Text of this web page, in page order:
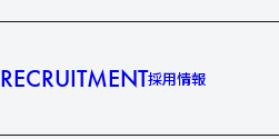
RECRUITMENT採用情報